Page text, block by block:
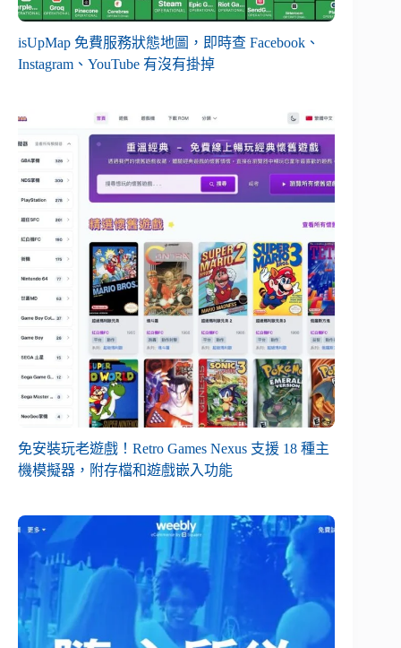
isUpMap 免費服務狀態地圖，即時查 Facebook、
Instagram、YouTube 有沒有掛掉
免安裝玩老遊戲！Retro Games Nexus 支援 18 種主
機模擬器，附存檔和遊戲嵌入功能